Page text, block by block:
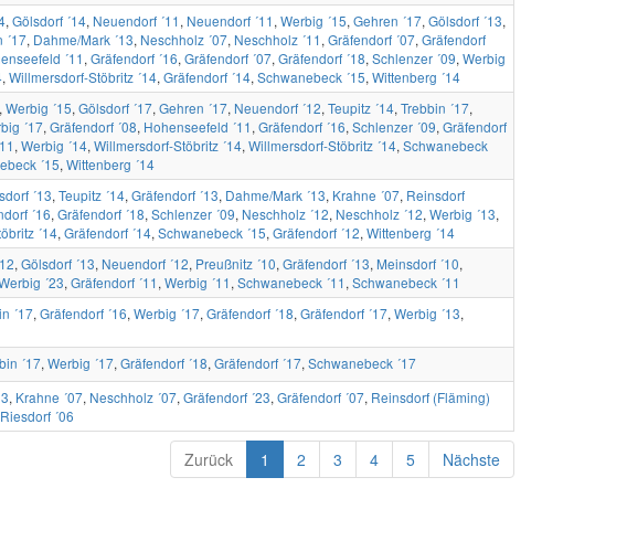
, Gölsdorf ´14, Neuendorf ´11 , Neuendorf ´11 , Werbig ´15, Gehren ´17, Gölsdorf ´13,
´17, Dahme/Mark ´13, Neschholz ´07, Neschholz ´11 , Gräfendorf ´07, Gräfendorf
´11 , Gräfendorf ´16, Gräfendorf ´07, Gräfendorf ´18, Schlenzer ´09, Werbig
, Willmersdorf-Stöbritz ´14, Gräfendorf ´14, Schwanebeck ´15, Wittenberg ´14
, Werbig ´15, Gölsdorf ´17, Gehren ´17, Neuendorf ´12, Teupitz ´14, Trebbin ´17,
´17, Gräfendorf ´08, Hohenseefeld ´11 , Gräfendorf ´16, Schlenzer ´09, Gräfendorf
, Werbig ´14, Willmersdorf-Stöbritz ´14, Willmersdorf-Stöbritz ´14, Schwanebeck
´15, Wittenberg ´14
´13, Teupitz ´14, Gräfendorf ´13, Dahme/Mark ´13, Krahne ´07, Reinsdorf
´16, Gräfendorf ´18, Schlenzer ´09, Neschholz ´12, Neschholz ´12, Werbig ´13,
´14, Gräfendorf ´14, Schwanebeck ´15, Gräfendorf ´12, Wittenberg ´14
, Gölsdorf ´13, Neuendorf ´12, Preußnitz ´10, Gräfendorf ´13, Meinsdorf ´10,
´23, Gräfendorf ´11 , Werbig ´11 , Schwanebeck ´11 , Schwanebeck ´11
´17, Gräfendorf ´16, Werbig ´17, Gräfendorf ´18, Gräfendorf ´17, Werbig ´13,
´17, Werbig ´17, Gräfendorf ´18, Gräfendorf ´17, Schwanebeck ´17
, Krahne ´07, Neschholz ´07, Gräfendorf ´23, Gräfendorf ´07, Reinsdorf (Fläming)
Riesdorf ´06
Zurück 1 2 3 4 5 Nächste